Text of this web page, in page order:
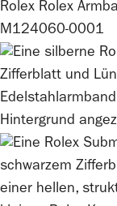
Rolex Rolex
M124060-0001